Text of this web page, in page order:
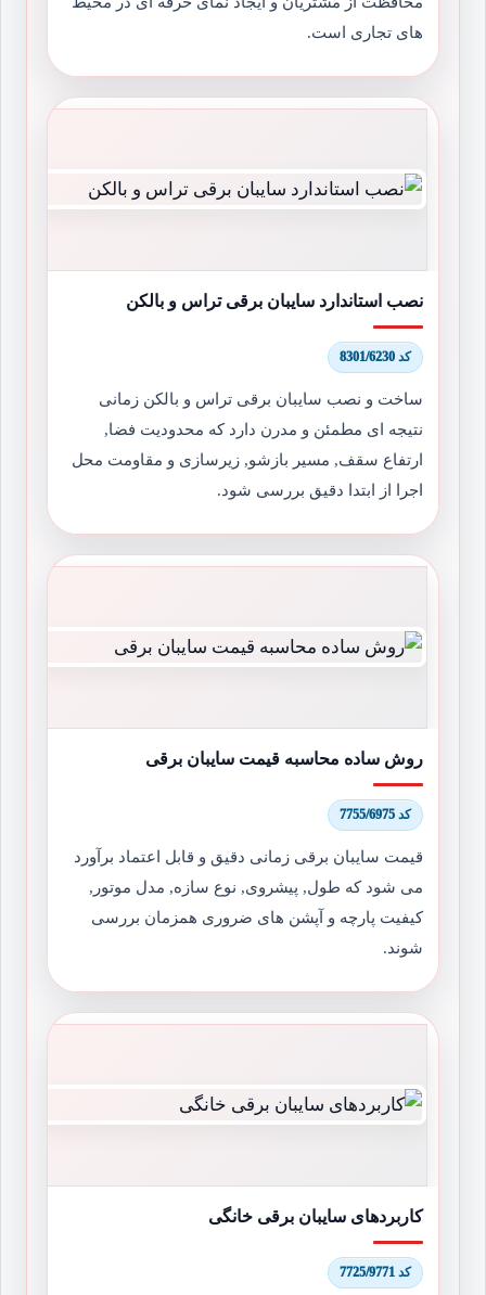
های تجاری است.
نصب استاندارد سایبان برقی تراس و بالکن
کد 8301/6230
ساخت و نصب سایبان برقی تراس و بالکن زمانی
نتیجه ای مطمئن و مدرن دارد که محدودیت فضا,
ارتفاع سقف, مسیر بازشو, زیرسازی و مقاومت محل
اجرا از ابتدا دقیق بررسی شود.
روش ساده محاسبه قیمت سایبان برقی
کد 7755/6975
قیمت سایبان برقی زمانی دقیق و قابل اعتماد برآورد
می شود که طول, پیشروی, نوع سازه, مدل موتور,
کیفیت پارچه و آپشن های ضروری همزمان بررسی
شوند.
کاربردهای سایبان برقی خانگی
کد 7725/9771